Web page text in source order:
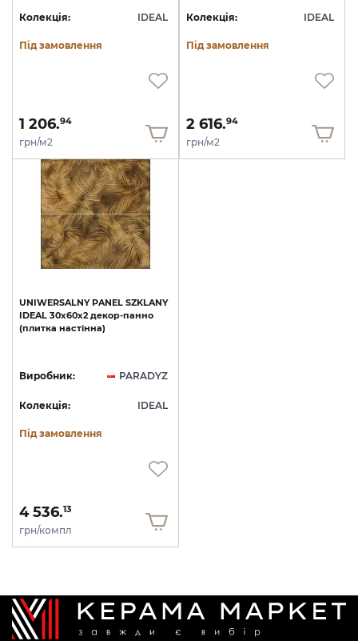
Колекція: IDEAL
Під замовлення
1 206.94
грн/м2
Колекція: IDEAL
Під замовлення
2 616.94
грн/м2
UNIWERSALNY PANEL SZKLANY
IDEAL 30x60х2 декор-панно
(плитка настінна)
Виробник: PARADYZ
Колекція: IDEAL
Під замовлення
4 536.13
грн/компл